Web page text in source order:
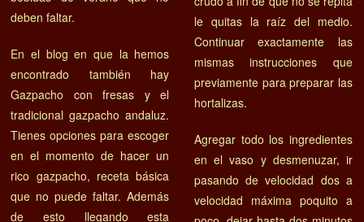
deben faltar.
En el blog en que la hemos
encontrado también hay
Gazpacho con fresas y el
tradicional gazpacho andaluz.
Tienes opciones para escoger
en el momento de hacer un
rico gazpacho, receta básica
que no puede faltar. Además
de esto llegando esta
le quitas la raíz del medio.
Continuar exactamente las
mismas instrucciones que
previamente para preparar las
hortalizas.
Agregar todo los ingredientes
en el vaso y desmenuzar, ir
pasando de velocidad dos a
velocidad máxima poquito a